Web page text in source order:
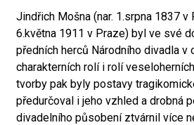
Jindřich Mošna (nar. 1.srpna 1837 v
6.května 1911 v Praze) byl ve své
předních herců Národního divadla v
charakterních rolí i rolí
tvorby pak byly postavy
předurčoval i jeho vzhled a drobná
divadelního působení ztvárnil více